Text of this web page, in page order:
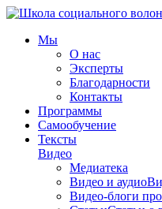
Мы
О нас
Эксперты
Благодарности
Контакты
Программы
Самообучение
Тексты
Видео
Медиатека
Видео и аудио
Видео-блоги